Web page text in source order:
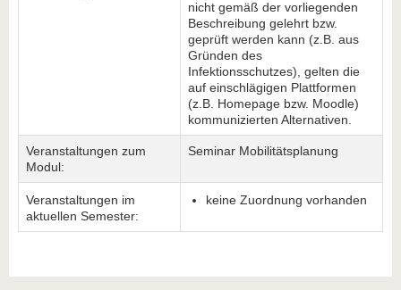
nicht gemäß der vorliegenden
Beschreibung gelehrt bzw.
geprüft werden kann (z.B. aus
Gründen des
Infektionsschutzes), gelten die
auf einschlägigen Plattformen
(z.B. Homepage bzw. Moodle)
kommunizierten Alternativen.
Veranstaltungen zum
Modul:
Seminar Mobilitätsplanung
Veranstaltungen im
aktuellen Semester:
keine Zuordnung vorhanden